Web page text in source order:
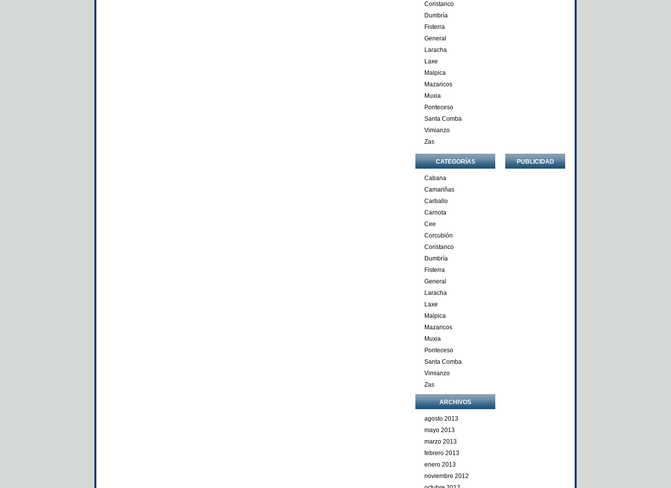
Coristanco
Dumbría
Fisterra
General
Laracha
Laxe
Malpica
Mazaricos
Muxia
Ponteceso
Santa Comba
Vimianzo
Zas
CATEGORÍAS
Cabana
Camariñas
Carballo
Carnota
Cee
Corcubión
Coristanco
Dumbría
Fisterra
General
Laracha
Laxe
Malpica
Mazaricos
Muxia
Ponteceso
Santa Comba
Vimianzo
Zas
ARCHIVOS
agosto 2013
mayo 2013
marzo 2013
febrero 2013
enero 2013
noviembre 2012
PUBLICIDAD